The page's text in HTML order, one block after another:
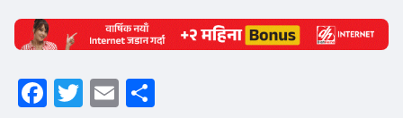
Facebook
Twitter
Email